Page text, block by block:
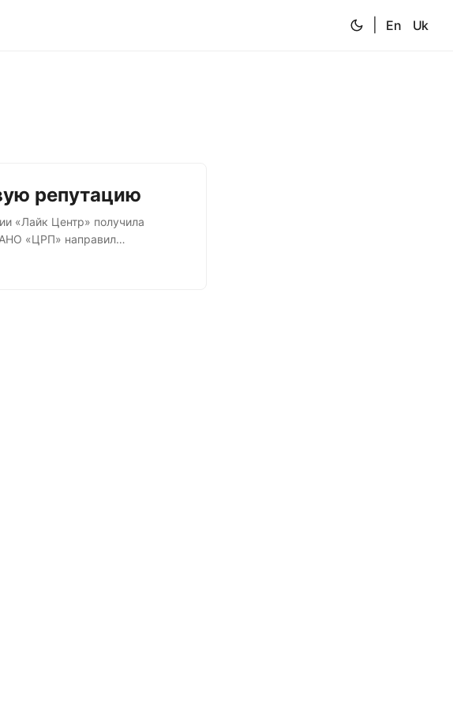
En Uk
репутацию
«Лайк Центр» получила
АНО «ЦРП» направил
с требованием удалить